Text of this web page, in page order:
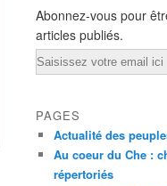
Abonnez-vous pour
articles publiés.
Email
PAGES
Actualité des
Au coeur du Che :
répertoriés